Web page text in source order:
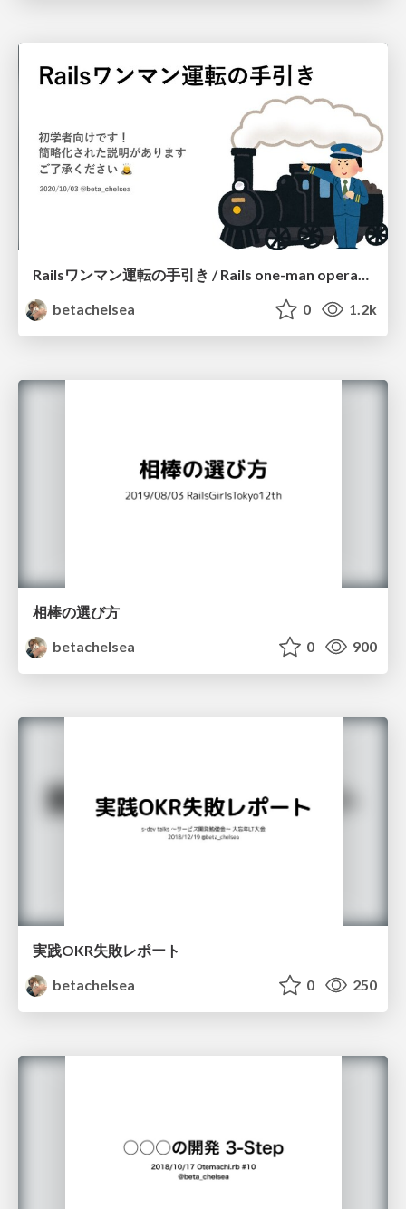
Railsワンマン運転の手引き / Rails one-man operation
betachelsea
0 1.2k
相棒の選び方
betachelsea
0 900
実践OKR失敗レポート
betachelsea
0 250